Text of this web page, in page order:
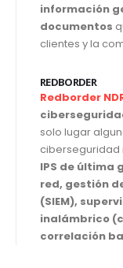
información
documentos
clientes y la
REDBORDER
Redborder
solo lugar
ciberseguridad
IPS de última
red, gestión
(SIEM),
inalámbrico
correlación